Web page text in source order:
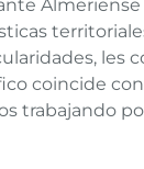
coincide
trabajando